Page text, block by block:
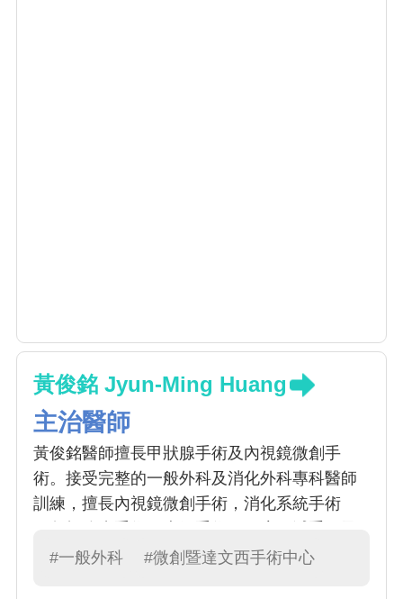
黃俊銘 Jyun-Ming Huang
主治醫師
黃俊銘醫師擅長甲狀腺手術及內視鏡微創手
術。接受完整的一般外科及消化外科專科醫師
訓練，擅長內視鏡微創手術，消化系統手術
皮膚腫瘤切除手術。
#一般外科 #微創暨達文西手術中心